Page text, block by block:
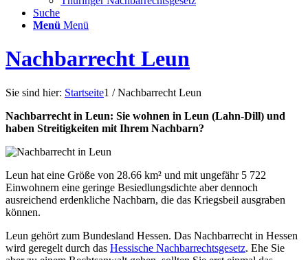
Suche
Menü Menü
Nachbarrecht Leun
Sie sind hier: Startseite1 / Nachbarrecht Leun
Nachbarrecht in Leun: Sie wohnen in Leun (Lahn-Dill) und
haben Streitigkeiten mit Ihrem Nachbarn?
Leun hat eine Größe von 28.66 km² und mit ungefähr 5 722
Einwohnern eine geringe Besiedlungsdichte aber dennoch
ausreichend erdenkliche Nachbarn, die das Kriegsbeil ausgraben
können.
Leun gehört zum Bundesland Hessen. Das Nachbarrecht in Hessen
wird geregelt durch das Hessische Nachbarrechtsgesetz. Ehe Sie